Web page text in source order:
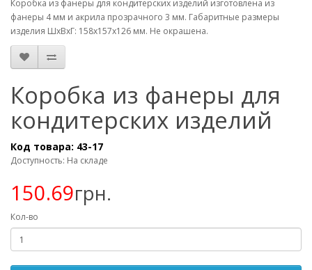
Коробка из фанеры для кондитерских изделий изготовлена из
фанеры 4 мм и акрила прозрачного 3 мм. Габаритные размеры
изделия ШхВхГ: 158х157х126 мм. Не окрашена.
Коробка из фанеры для
кондитерских изделий
Код товара: 43-17
Доступность: На складе
150.69грн.
Кол-во